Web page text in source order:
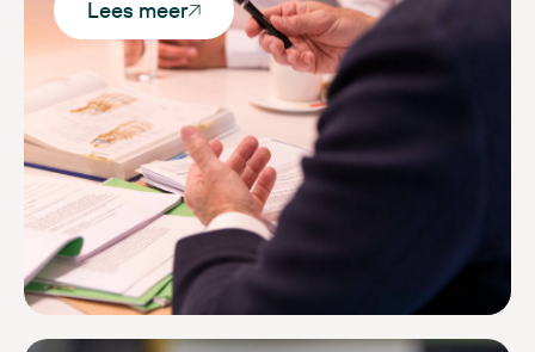
Lees meer